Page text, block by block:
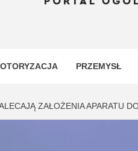
PRZEMYSŁ
ZAŁOŻENIA APARATU